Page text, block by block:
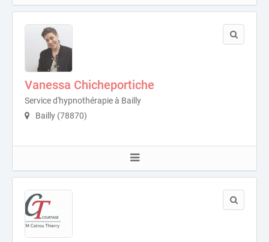
Vanessa Chicheportiche
Service d'hypnothérapie à Bailly
Bailly (78870)